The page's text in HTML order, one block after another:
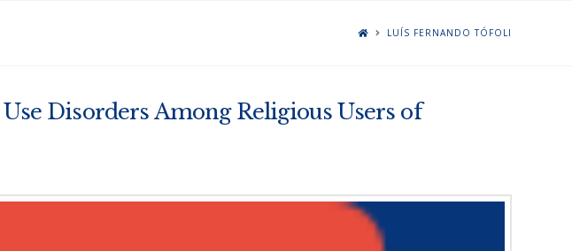
LUÍS FERNANDO TÓFOLI
Disorders Among Religious Users of